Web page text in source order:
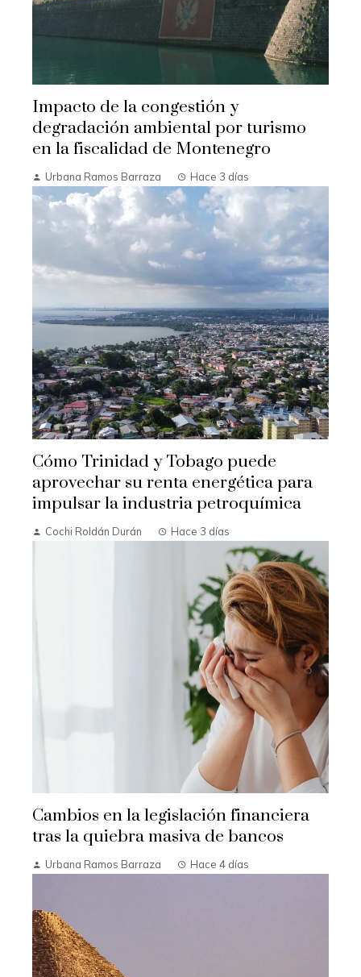
Impacto de la congestión y
degradación ambiental por turismo
en la fiscalidad de Montenegro
Urbana Ramos Barraza Hace 3 días
Cómo Trinidad y Tobago puede
aprovechar su renta energética para
impulsar la industria petroquímica
Cochi Roldán Durán Hace 3 días
Cambios en la legislación financiera
tras la quiebra masiva de bancos
Urbana Ramos Barraza Hace 4 días